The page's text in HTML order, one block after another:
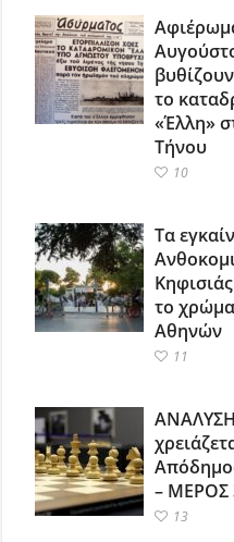
το
«Έλλη»
Τήνου
10
Τα
το
Αθηνών
11
– ΜΕΡΟΣ
13